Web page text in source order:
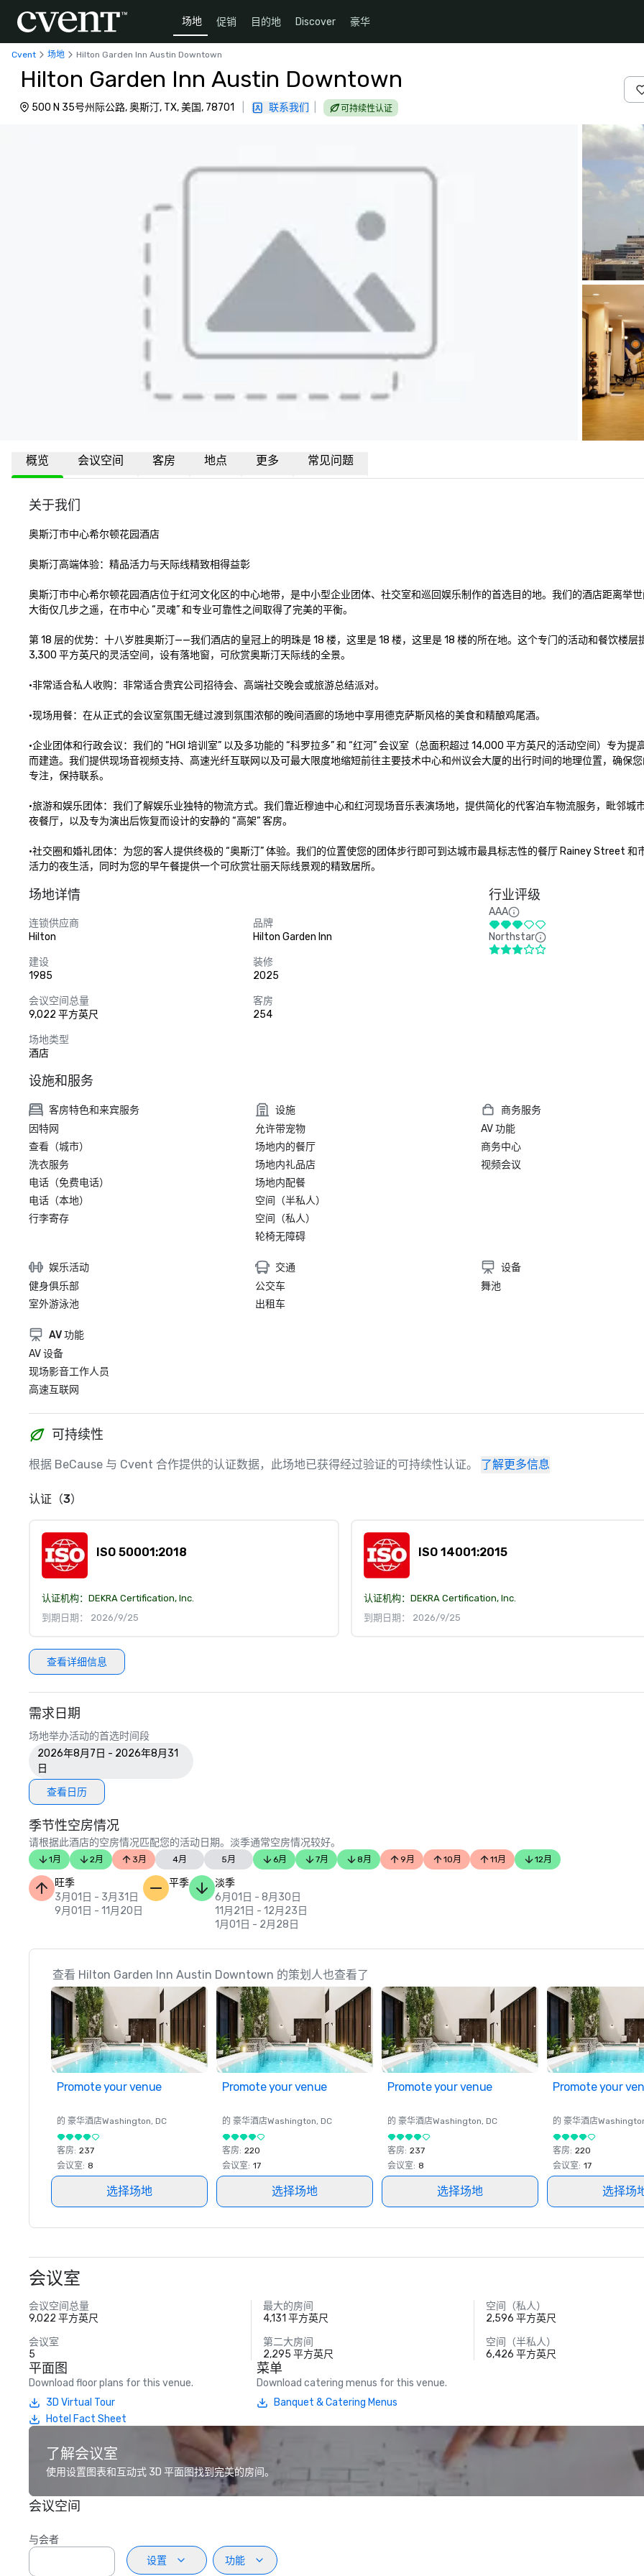
场地 促销 目的地 Discover 豪华
Cvent 场地 Hilton Garden Inn Austin Downtown
Hilton Garden Inn Austin Downtown
500 N 35号州际公路, 奥斯汀, TX, 美国, 78701 联系我们 可持续性认证
概览 会议空间 客房 地点 更多 常见问题
关于我们
奥斯汀市中心希尔顿花园酒店
奥斯汀高端体验：精品活力与天际线精致相得益彰
奥斯汀市中心希尔顿花园酒店位于红河文化区的中心地带，是中小型企业团体、社交室和巡回娱乐制作的首选目的地。我们的酒店距离举
大街仅几步之遥，在市中心 “灵魂” 和专业可靠性之间取得了完美的平衡。
第 18 层的优势：十八岁胜奥斯汀——我们酒店的皇冠上的明珠是 18 楼，这里是 18 楼，这里是 18 楼的所在地。这个专门的活动和餐饮楼层
3,300 平方英尺的灵活空间，设有落地窗，可欣赏奥斯汀天际线的全景。
•非常适合私人收购：非常适合贵宾公司招待会、高端社交晚会或旅游总结派对。
•现场用餐：在从正式的会议室氛围无缝过渡到氛围浓郁的晚间酒廊的场地中享用德克萨斯风格的美食和精酿鸡尾酒。
•企业团体和行政会议：我们的 “HGI 培训室” 以及多功能的 “科罗拉多” 和 “红河” 会议室（总面积超过 14,000 平方英尺的活动空间）专为提
而建造。我们提供现场音视频支持、高速光纤互联网以及可最大限度地缩短前往主要技术中心和州议会大厦的出行时间的地理位置，确保
专注，保持联系。
•旅游和娱乐团体：我们了解娱乐业独特的物流方式。我们靠近穆迪中心和红河现场音乐表演场地，提供简化的代客泊车物流服务，毗邻城
夜餐厅，以及专为演出后恢复而设计的安静的 “高架” 客房。
•社交圈和婚礼团体：为您的客人提供终极的 “奥斯汀” 体验。我们的位置使您的团体步行即可到达城市最具标志性的餐厅 Rainey Street 和
活力的夜生活，同时为您的早午餐提供一个可欣赏壮丽天际线景观的精致居所。
场地详情
连锁供应商
Hilton
品牌
Hilton Garden Inn
建设
1985
装修
2025
会议空间总量
9,022 平方英尺
客房
254
场地类型
酒店
行业评级
AAA
Northstar
设施和服务
客房特色和来宾服务
因特网
查看（城市）
洗衣服务
电话（免费电话）
电话（本地）
行李寄存
设施
允许带宠物
场地内的餐厅
场地内礼品店
场地内配餐
空间（半私人）
空间（私人）
轮椅无障碍
商务服务
AV 功能
商务中心
视频会议
娱乐活动
健身俱乐部
室外游泳池
交通
公交车
出租车
设备
舞池
AV 功能
AV 设备
现场影音工作人员
高速互联网
可持续性
根据 BeCause 与 Cvent 合作提供的认证数据，此场地已获得经过验证的可持续性认证。 了解更多信息
认证（3）
ISO 50001:2018
认证机构： DEKRA Certification, Inc.
到期日期： 2026/9/25
ISO 14001:2015
认证机构： DEKRA Certification, Inc.
到期日期： 2026/9/25
查看详细信息
需求日期
场地举办活动的首选时间段
2026年8月7日 - 2026年8月31
日
查看日历
季节性空房情况
请根据此酒店的空房情况匹配您的活动日期。淡季通常空房情况较好。
1月 2月 3月 4月 5月 6月 7月 8月 9月 10月 11月 12月
旺季
3月01日 - 3月31日
9月01日 - 11月20日
平季
淡季
6月01日 - 8月30日
11月21日 - 12月23日
1月01日 - 2月28日
查看 Hilton Garden Inn Austin Downtown 的策划人也查看了
Promote your venue
的 豪华酒店Washington, DC
客房: 237
会议室: 8
选择场地
Promote your venue
的 豪华酒店Washington, DC
客房: 220
会议室: 17
选择场地
Promote your venue
的 豪华酒店Washington, DC
客房: 237
会议室: 8
选择场地
Promote your
的 豪华酒店
客房: 220
会议室: 17
选择场
会议室
会议空间总量
9,022 平方英尺
最大的房间
4,131 平方英尺
空间（私人）
2,596 平方英尺
会议室
5
第二大房间
2,295 平方英尺
空间（半私人）
6,426 平方英尺
平面图
Download floor plans for this venue.
3D Virtual Tour
Hotel Fact Sheet
菜单
Download catering menus for this venue.
Banquet & Catering Menus
了解会议室
使用设置图表和互动式 3D 平面图找到完美的房间。
会议空间
与会者
设置
功能